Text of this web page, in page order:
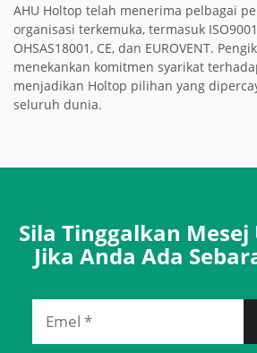
AHU Holtop telah menerima pelbagai
organisasi terkemuka, termasuk
OHSAS18001, CE, dan EUROVENT.
menekankan komitmen syarikat
menjadikan Holtop pilihan yang
seluruh dunia.
Sila Tinggalkan
Jika Anda Ada